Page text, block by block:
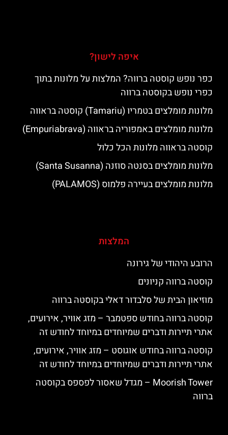
איפה לישון?
כפר נופש קוסטה ברווה? המלצות על מלונות בתוך
כפרי נופש בקוסטה ברווה
מלונות מומלצים בטמריו (Tamariu) קוסטה בראווה
מלונות מומלצים באמפוריה בראווה (Empuriabrava)
קוסטה בראווה מלונות הכל כלול
מלונות מומלצים בסנטה סוזנה (Santa Susanna)
מלונות מומלצים בעיירה פלמוס (PALAMOS)
המלצות
הרובע היהודי של גירונה
קוסטה ברווה קניונים
מוזיאון הבית של סלבדור דאלי בקוסטה ברווה
קוסטה ברווה בחודש ספטמבר – מזג אוויר, אירועים,
אתרי תיירות ודברים שמיוחדים במיוחד לחודש זה
קוסטה ברווה בחודש אוגוסט – מזג אוויר, אירועים,
אתרי תיירות ודברים שמיוחדים במיוחד לחודש זה
‪‪Moorish Tower‬‬ – מגדל שאסור לפספס בקוסטה
ברווה